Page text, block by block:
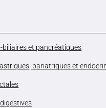
biliaires et pancréatiques
bariatriques et